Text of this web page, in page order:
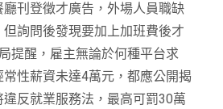
刊登徵才廣告，外場人員職缺
詢問後發現要加上加班費後才
提醒，雇主無論於何種平台求
性薪資未達4萬元，都應公開揭
反就業服務法，最高可罰30萬